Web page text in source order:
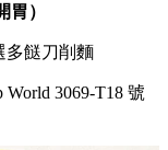
）
多餸刀削麵
3069-T18 號